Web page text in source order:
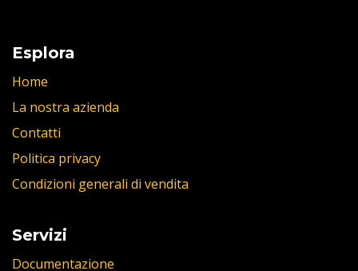
Esplora
Home
La nostra azienda
Contatti
Politica privacy
Condizioni generali di vendita
Servizi
Documentazione